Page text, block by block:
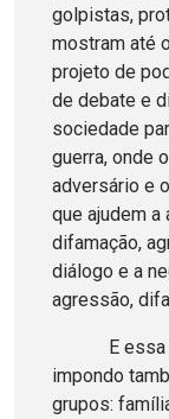
golpistas,
mostram até
projeto de
de debate e
sociedade
guerra, onde
adversário e
que ajudem
difamação,
diálogo e a
agressão,
E essa
impondo
grupos: